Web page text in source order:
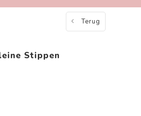
Terug
Stippen